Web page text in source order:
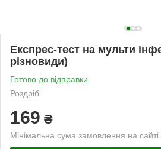
Експрес-тест на мульти
різновиди)
Готово до відправки
Роздріб
169 ₴
Мінімальна сума замовлення на